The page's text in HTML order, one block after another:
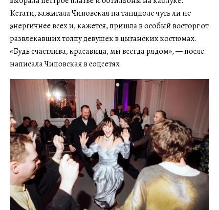
Кстати, зажигала Чиповская на танцполе чуть ли не
энергичнее всех и, кажется, пришла в особый восторг от
развлекавших толпу девушек в цыганских костюмах.
«Будь счастлива, красавица, мы всегда рядом», — после
написала Чиповская в соцсетях.